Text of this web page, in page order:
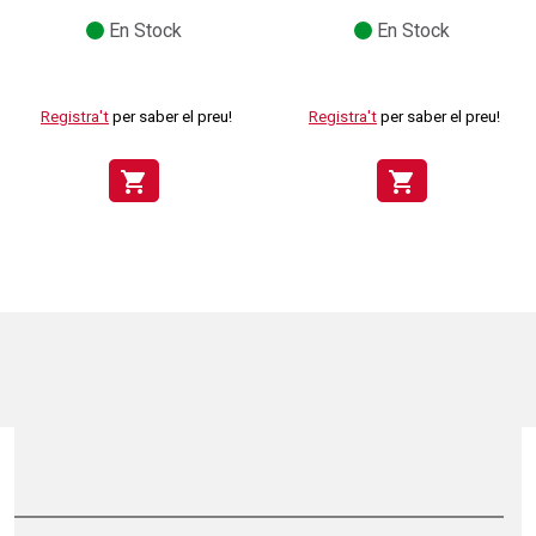
En Stock
Registra't per saber el preu!
shopping_cart
En Stock
Registra't per saber el preu!
shopping_cart